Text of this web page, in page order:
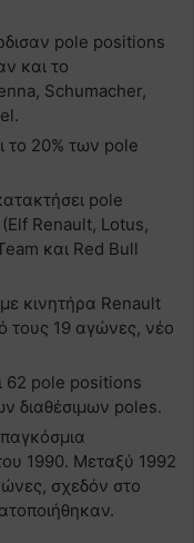
pole positions
και το
Schumacher,
το 20% των pole
pole
Renault, Lotus,
και Red Bull
κινητήρα Renault
τους 19 αγώνες, νέο
62 pole positions
διαθέσιμων poles.
1990. Μεταξύ 1992
σχεδόν στο